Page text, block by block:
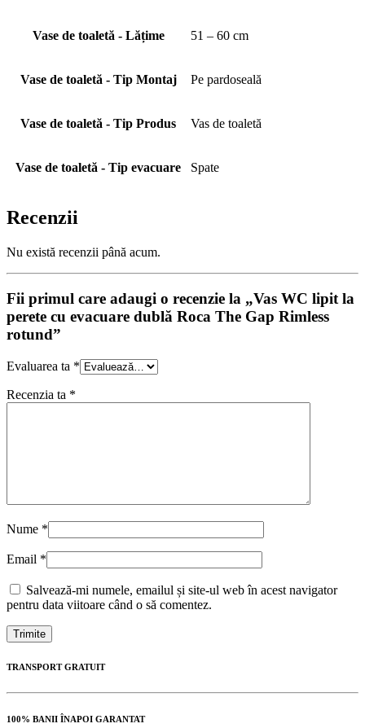
Vase de toaletă - Lățime 51 – 60 cm
Vase de toaletă - Tip Montaj Pe pardoseală
Vase de toaletă - Tip Produs Vas de toaletă
Vase de toaletă - Tip evacuare Spate
Recenzii
Nu există recenzii până acum.
Fii primul care adaugi o recenzie la „Vas WC lipit la
perete cu evacuare dublă Roca The Gap Rimless
rotund”
Evaluarea ta *
Recenzia ta *
Nume *
Email *
Salvează-mi numele, emailul și site-ul web în acest navigator
pentru data viitoare când o să comentez.
TRANSPORT GRATUIT
100% BANII ÎNAPOI GARANTAT